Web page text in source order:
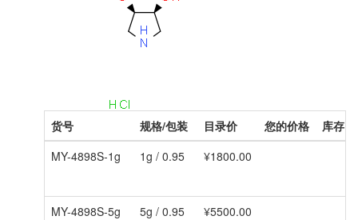
货号 规格/包装 目录价 您的价格 库存
MY-4898S-1g
1g / 0.95 ¥1800.00
MY-4898S-5g 5g / 0.95 ¥5500.00